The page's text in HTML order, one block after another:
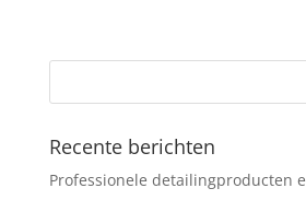
Recente berichten
Professionele detailingproducten